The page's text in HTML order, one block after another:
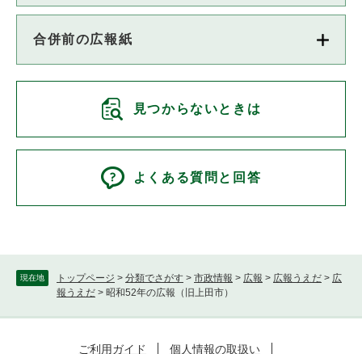
現在地 トップページ > 分類でさがす > 市政情報 > 広報 > 広報うえだ > 広
報うえだ > 昭和52年の広報（旧上田市）
合併前の広報紙
見つからないときは
よくある質問と回答
ご利用ガイド
個人情報の取扱い